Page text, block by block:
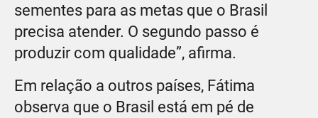
sementes para as metas que o Brasil
precisa atender. O segundo passo é
produzir com qualidade”, afirma.
Em relação a outros países, Fátima
observa que o Brasil está em pé de